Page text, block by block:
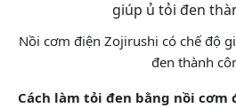
Nồi cơm điện Zojirushi có chế độ
đen thành
Cách làm tỏi đen bằng nồi cơm